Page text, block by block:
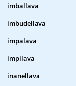
imballava
imbudellava
impalava
impilava
inanellava